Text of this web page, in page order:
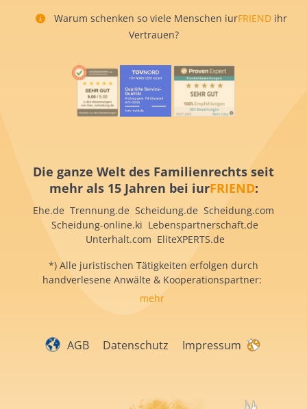
Warum schenken so viele Menschen iurFRIEND ihr
Vertrauen?
Die ganze Welt des Familienrechts seit
mehr als 15 Jahren bei iurFRIEND:
Ehe.de Trennung.de Scheidung.de Scheidung.com
Scheidung-online.ki Lebenspartnerschaft.de
Unterhalt.com EliteXPERTS.de
*) Alle juristischen Tätigkeiten erfolgen durch
handverlesene Anwälte & Kooperationspartner:
mehr
AGB Datenschutz Impressum